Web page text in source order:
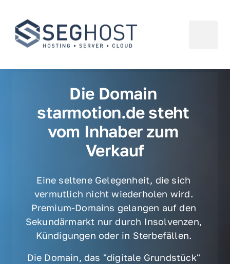
Die Domain
starmotion.de steht
vom Inhaber zum
Verkauf
Eine seltene Gelegenheit, die sich
vermutlich nicht wiederholen wird.
Premium-Domains gelangen auf den
Sekundärmarkt nur durch Insolvenzen,
Kündigungen oder in Sterbefällen.
Die Domain, das "digitale Grundstück"